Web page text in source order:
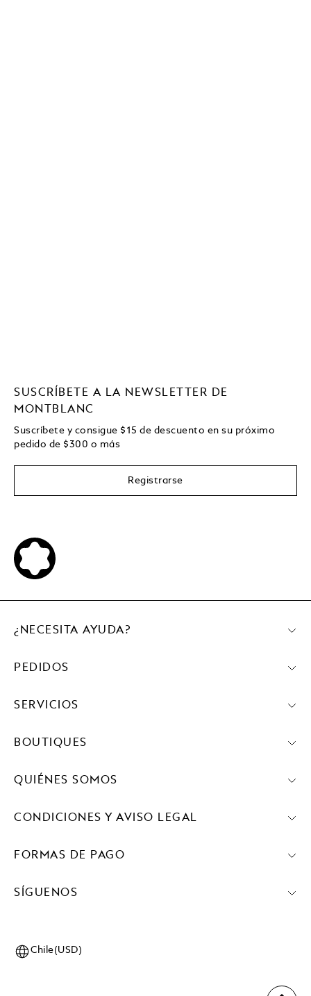
SUSCRÍBETE A LA NEWSLETTER DE
MONTBLANC
Suscríbete y consigue $15 de descuento en su próximo
pedido de $300 o más
Registrarse
FORMAS DE PAGO
SÍGUENOS
¿NECESITA AYUDA?
PEDIDOS
SERVICIOS
BOUTIQUES
QUIÉNES SOMOS
CONDICIONES Y AVISO LEGAL
Chile(USD)